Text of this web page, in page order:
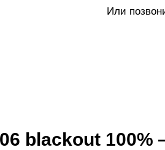
Или
blackout